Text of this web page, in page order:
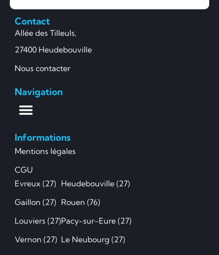
Contact
Allée des Tilleuls,
27400 Heudebouville
Nous contacter
Navigation
Informations
Mentions légales
CGU
Evreux (27)
Gaillon (27)
Louviers (27)
Vernon (27)
Heudebouville (27)
Rouen (76)
Pacy-sur-Eure (27)
Le Neubourg (27)